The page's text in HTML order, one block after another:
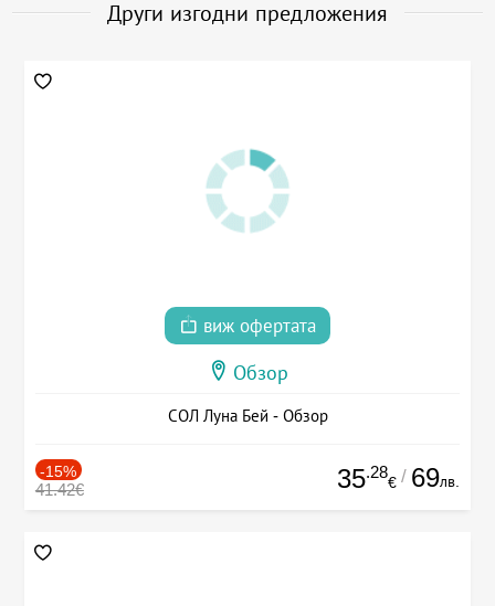
Други изгодни предложения
виж офертата
Обзор
СОЛ Луна Бей - Обзор
-15%
41.42€ 35.28
€ / 69лв.